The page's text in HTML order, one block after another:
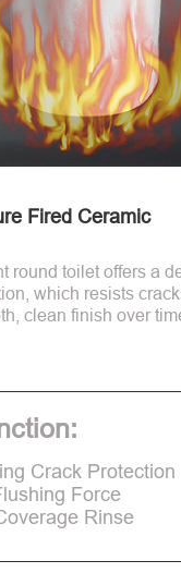
Fired Ceramic
round toilet offers a
which resists
clean finish over
Crack Protection
Force
Rinse